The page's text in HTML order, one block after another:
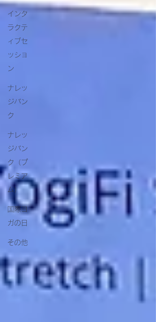
インタ
ラクテ
ィブセ
ッショ
ン
ナレッ
ジバン
ク
ナレッ
ジバン
ク（プ
レミア
ム）
国際ヨ
ガの日
その他